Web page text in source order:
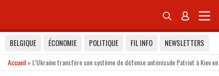
 
BELGIQUE ÉCONOMIE POLITIQUE FIL INFO
NEWSLETTERS
Accueil» L’Ukraine transfère son système de défense antimissile Patriot à Kiev